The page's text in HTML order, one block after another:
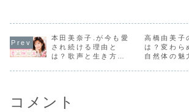
SNSでは「そこま
で深刻だった
の？」「あの杉本
彩が弱音を…」と
やテレビ番組で姿
を見るたびに、
「今も変わらず綺
麗」「柔らかな雰
す。バン
ージで
えてきた
今度はア
本田美奈子.が今も愛
され続ける理由と
は？歌声と生き方が
高橋由美子
は？変わら
自然体の魅
コメント